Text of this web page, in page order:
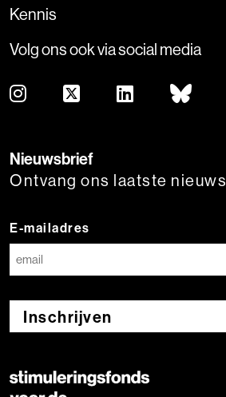
Kennis
Volg ons ook via social media
Nieuwsbrief
Ontvang ons laatste nieuws
E-mailadres
Inschrijven